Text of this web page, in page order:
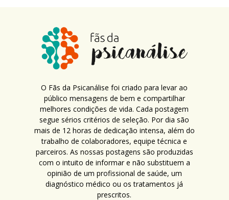
O Fãs da Psicanálise foi criado para levar ao
público mensagens de bem e compartilhar
melhores condições de vida. Cada postagem
segue sérios critérios de seleção. Por dia são
mais de 12 horas de dedicação intensa, além do
trabalho de colaboradores, equipe técnica e
parceiros. As nossas postagens são produzidas
com o intuito de informar e não substituem a
opinião de um profissional de saúde, um
diagnóstico médico ou os tratamentos já
prescritos.